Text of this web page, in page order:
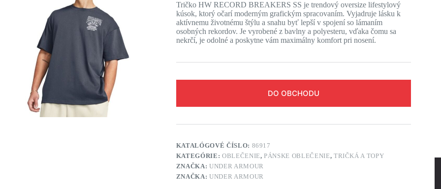
Tričko HW RECORD BREAKERS SS je trendový oversize lifestylový
kúsok, ktorý očarí moderným grafickým spracovaním. Vyjadruje lásku k
aktívnemu životnému štýlu a snahu byť lepší v spojení so lámaním
osobných rekordov. Je vyrobené z bavlny a polyesteru, vďaka čomu sa
nekrčí, je odolné a poskytne vám maximálny komfort pri nosení.
DO OBCHODU
KATALÓGOVÉ ČÍSLO: 86917
KATEGÓRIE: OBLEČENIE,PÁNSKE OBLEČENIE, TRIČKÁ A TOPY
ZNAČKA:UNDER ARMOUR
ZNAČKA:UNDER ARMOUR